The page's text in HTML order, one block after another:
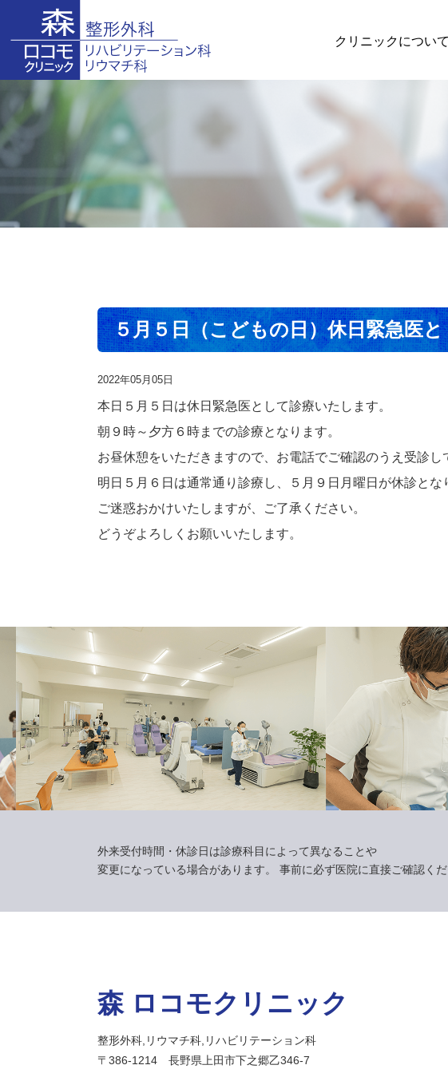
クリニックについて
５月５日（こどもの日）休日緊急医
2022年05月05日
本日５月５日は休日緊急医として診療いたします。
朝９時～夕方６時までの診療となります。
お昼休憩をいただきますので、お電話でご確認のうえ受診し
明日５月６日は通常通り診療し、５月９日月曜日が休診とな
ご迷惑おかけいたしますが、ご了承ください。
どうぞよろしくお願いいたします。
外来受付時間・休診日は診療科目によって異なることや
変更になっている場合があります。 事前に必ず医院に直接ご確認くだ
森 ロコモクリニック
整形外科,リウマチ科,リハビリテーション科
〒386-1214 長野県上田市下之郷乙346-7